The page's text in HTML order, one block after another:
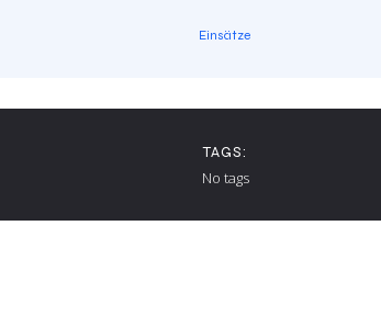
Einsätze
TAGS:
No tags